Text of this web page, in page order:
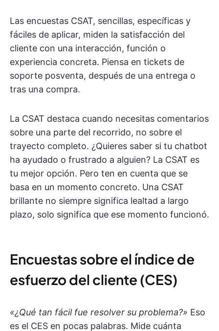
Las encuestas CSAT, sencillas, específicas y
fáciles de aplicar, miden la satisfacción del
cliente con una interacción, función o
experiencia concreta. Piensa en tickets de
soporte posventa, después de una entrega o
tras una compra.
La CSAT destaca cuando necesitas comentarios
sobre una parte del recorrido, no sobre el
trayecto completo. ¿Quieres saber si tu chatbot
ha ayudado o frustrado a alguien? La CSAT es
tu mejor opción. Pero ten en cuenta que se
basa en un momento concreto. Una CSAT
brillante no siempre significa lealtad a largo
plazo, solo significa que ese momento funcionó.
Encuestas sobre el índice de
esfuerzo del cliente (CES)
«¿Qué tan fácil fue resolver su problema?» Eso
es el CES en pocas palabras. Mide cuánta